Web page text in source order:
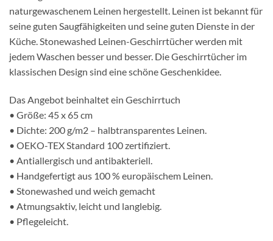
naturgewaschenem Leinen hergestellt. Leinen ist bekannt für
seine guten Saugfähigkeiten und seine guten Dienste in der
Küche. Stonewashed Leinen-Geschirrtücher werden mit
jedem Waschen besser und besser. Die Geschirrtücher im
klassischen Design sind eine schöne Geschenkidee.
Das Angebot beinhaltet ein Geschirrtuch
• Größe: 45 x 65 cm
• Dichte: 200 g/m2 – halbtransparentes Leinen.
• OEKO-TEX Standard 100 zertifiziert.
• Antiallergisch und antibakteriell.
• Handgefertigt aus 100 % europäischem Leinen.
• Stonewashed und weich gemacht
• Atmungsaktiv, leicht und langlebig.
• Pflegeleicht.